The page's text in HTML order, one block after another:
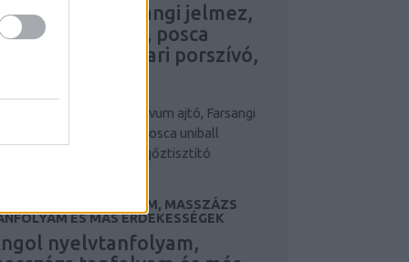
ajtó, Farsangi jelmez,
maszkok, posca
írószer, ipari porszívó,
Novum ajtó, Farsangi
álarcok, maszkok, posca uniball
ipari porszívó, ipari gőztisztító
NYELVTANFOLYAM, MASSZÁZS
ÉS MÁS ÉRDEKESSÉGEK
nyelvtanfolyam,